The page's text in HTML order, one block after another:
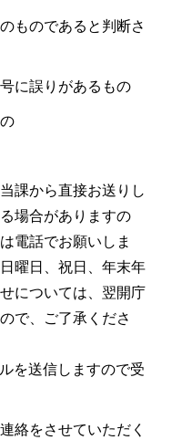
ものであると判断さ
に誤りがあるもの
課から直接お送りし
場合がありますの
電話でお願いしま
曜日、祝日、年末年
については、翌開庁
で、ご了承くださ
を送信しますので受
絡をさせていただく